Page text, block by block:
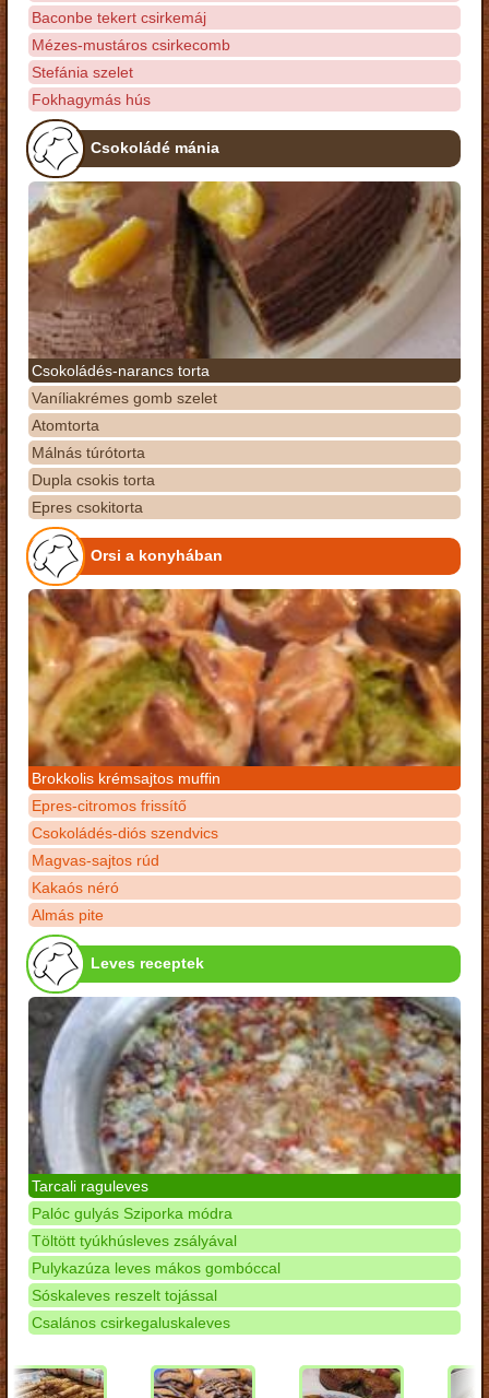
Baconbe tekert csirkemáj
Mézes-mustáros csirkecomb
Stefánia szelet
Fokhagymás hús
Csokoládé mánia
Csokoládés-narancs torta
Vaníliakrémes gomb szelet
Atomtorta
Málnás túrótorta
Dupla csokis torta
Epres csokitorta
Orsi a konyhában
Brokkolis krémsajtos muffin
Epres-citromos frissítő
Csokoládés-diós szendvics
Magvas-sajtos rúd
Kakaós néró
Almás pite
Leves receptek
Tarcali raguleves
Palóc gulyás Sziporka módra
Töltött tyúkhúsleves zsályával
Pulykazúza leves mákos gombóccal
Sóskaleves reszelt tojással
Csalános csirkegaluskaleves